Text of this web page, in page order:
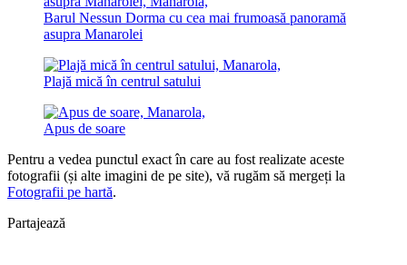
Barul Nessun Dorma cu cea mai frumoasă panoramă
asupra Manarolei
Plajă mică în centrul satului
Apus de soare
Pentru a vedea punctul exact în care au fost realizate aceste
fotografii (și alte imagini de pe site), vă rugăm să mergeți la
Fotografii pe hartă.
Partajează